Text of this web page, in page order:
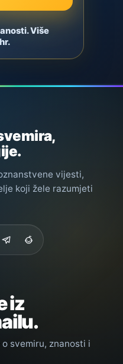
Više
vijesti,
koji žele razumjeti
iz
svemiru, znanosti i